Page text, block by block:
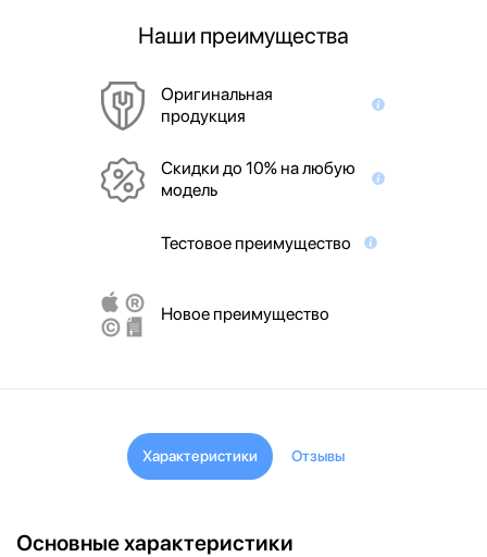
Наши преимущества
Оригинальная
продукция
Скидки до 10% на любую
модель
Тестовое преимущество
Новое преимущество
Характеристики Отзывы
Основные характеристики